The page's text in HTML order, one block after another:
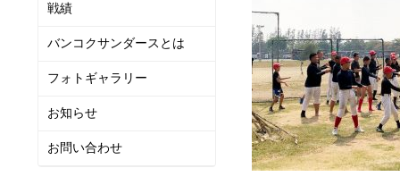
戦績
バンコクサンダースとは
フォトギャラリー
お知らせ
お問い合わせ